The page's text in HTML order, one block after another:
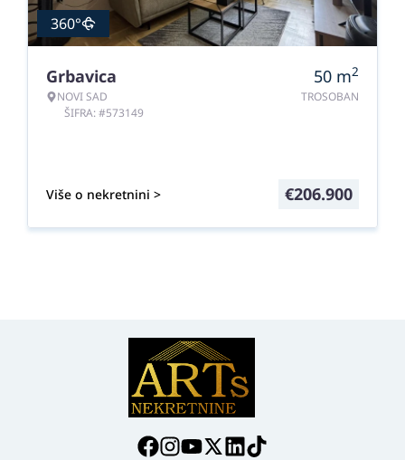
360°
Grbavica
NOVI SAD
ŠIFRA: #573149
50 m2
TROSOBAN
Više o nekretnini > €206.900